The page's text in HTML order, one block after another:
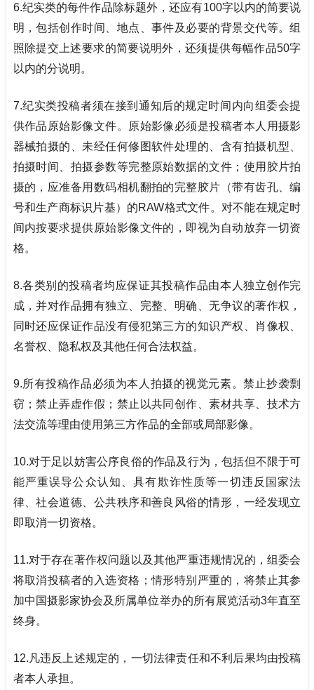
6.纪实类的每件作品除标题外，还应有100字以内的简要说
明，包括创作时间、地点、事件及必要的背景交代等。组
照除提交上述要求的简要说明外，还须提供每幅作品50字
以内的分说明。
7.纪实类投稿者须在接到通知后的规定时间内向组委会提
供作品原始影像文件。原始影像必须是投稿者本人用摄影
器械拍摄的、未经任何修图软件处理的、含有拍摄机型、
拍摄时间、拍摄参数等完整原始数据的文件；使用胶片拍
摄的，应准备用数码相机翻拍的完整胶片（带有齿孔、编
号和生产商标识片基）的RAW格式文件。对不能在规定时
间内按要求提供原始影像文件的，即视为自动放弃一切资
格。
8.各类别的投稿者均应保证其投稿作品由本人独立创作完
成，并对作品拥有独立、完整、明确、无争议的著作权，
同时还应保证作品没有侵犯第三方的知识产权、肖像权、
名誉权、隐私权及其他任何合法权益。
9.所有投稿作品必须为本人拍摄的视觉元素。禁止抄袭剽
窃；禁止弄虚作假；禁止以共同创作、素材共享、技术方
法交流等理由使用第三方作品的全部或局部影像。
10.对于足以妨害公序良俗的作品及行为，包括但不限于可
能严重误导公众认知、具有欺诈性质等一切违反国家法
律、社会道德、公共秩序和善良风俗的情形，一经发现立
即取消一切资格。
11.对于存在著作权问题以及其他严重违规情况的，组委会
将取消投稿者的入选资格；情形特别严重的，将禁止其参
加中国摄影家协会及所属单位举办的所有展览活动3年直至
终身。
12. 凡违反上述规定的，一切法律责任和不利后果均由投稿
者本人承担。